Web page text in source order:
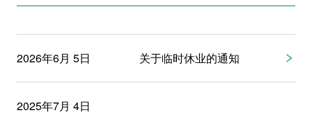
2026年6月 5日 关于临时休业的通知
2025年7月 4日